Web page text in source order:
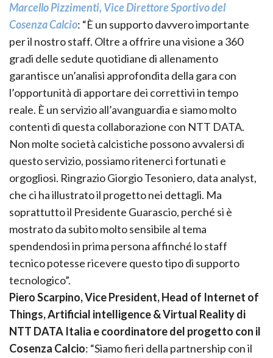
Marcello Pizzimenti, Vice Direttore Sportivo del
Cosenza Calcio: “È un supporto davvero importante
per il nostro staff. Oltre a offrire una visione a 360
gradi delle sedute quotidiane di allenamento
garantisce un’analisi approfondita della gara con
l’opportunità di apportare dei correttivi in tempo
reale. È un servizio all’avanguardia e siamo molto
contenti di questa collaborazione con NTT DATA.
Non molte società calcistiche possono avvalersi di
questo servizio, possiamo ritenerci fortunati e
orgogliosi. Ringrazio Giorgio Tesoniero, data analyst,
che ci ha illustrato il progetto nei dettagli. Ma
soprattutto il Presidente Guarascio, perché si è
mostrato da subito molto sensibile al tema
spendendosi in prima persona affinché lo staff
tecnico potesse ricevere questo tipo di supporto
tecnologico”.
Piero Scarpino, Vice President, Head of Internet of
Things, Artificial intelligence & Virtual Reality di
NTT DATA Italia e coordinatore del progetto con il
Cosenza Calcio: “Siamo fieri della partnership con il